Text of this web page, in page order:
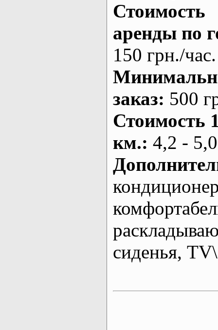
Стоимость
аренды по
150 грн./час.
заказ: 500
Стоимость
км.: 4,2 -
сиденья,